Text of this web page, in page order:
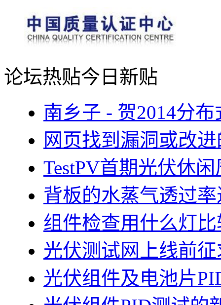
论坛热贴今日新贴
南乡子 - 贺2014分
网页找到漏洞或改
TestPV首期光伏休
背板的水蒸气透过
组件检查用什么灯
光伏测试网上线前
光伏组件及电池片